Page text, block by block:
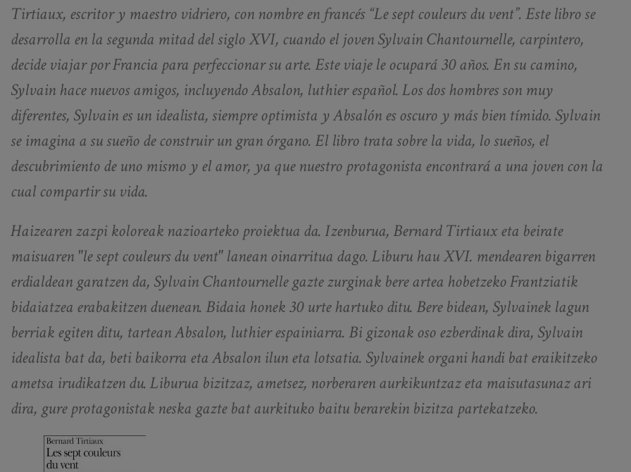
Tirtiaux, escritor y maestro vidriero, con nombre en francés “Le sept couleurs du vent”. Este libro se
desarrolla en la segunda mitad del siglo XVI, cuando el joven Sylvain Chantournelle, carpintero,
decide viajar por Francia para perfeccionar su arte. Este viaje le ocupará 30 años. En su camino,
Sylvain hace nuevos amigos, incluyendo Absalon, luthier español. Los dos hombres son muy
diferentes, Sylvain es un idealista, siempre optimista y Absalón es oscuro y más bien tímido. Sylvain
se imagina a su sueño de construir un gran órgano. El libro trata sobre la vida, lo sueños, el
descubrimiento de uno mismo y el amor, ya que nuestro protagonista encontrará a una joven con la
cual compartir su vida.
Haizearen zazpi koloreak nazioarteko proiektua da. Izenburua, Bernard Tirtiaux eta beirate
maisuaren "le sept couleurs du vent" lanean oinarritua dago. Liburu hau XVI. mendearen bigarren
erdialdean garatzen da, Sylvain Chantournelle gazte zurginak bere artea hobetzeko Frantziatik
bidaiatzea erabakitzen duenean. Bidaia honek 30 urte hartuko ditu. Bere bidean, Sylvainek lagun
berriak egiten ditu, tartean Absalon, luthier espainiarra. Bi gizonak oso ezberdinak dira, Sylvain
idealista bat da, beti baikorra eta Absalon ilun eta lotsatia. Sylvainek organi handi bat eraikitzeko
ametsa irudikatzen du. Liburua bizitzaz, ametsez, norberaren aurkikuntzaz eta maisutasunaz ari
dira, gure protagonistak neska gazte bat aurkituko baitu berarekin bizitza partekatzeko.